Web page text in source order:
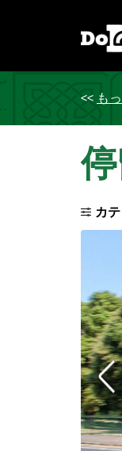
<< も
カ